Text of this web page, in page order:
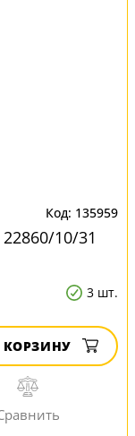
135959
10/31
3 шт.
КОРЗИНУ